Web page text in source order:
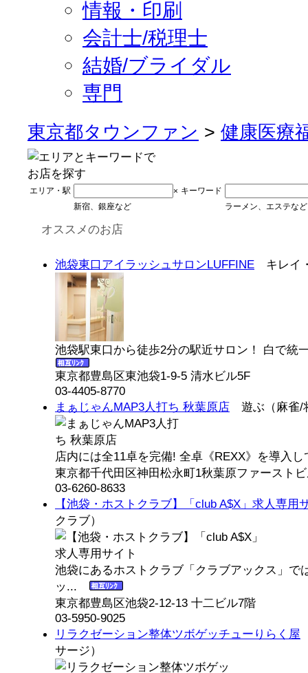
情報・印刷
会計士/税理士
結婚/ブライダル
専門
東京都タウンファン > 健康医療
エリア・駅 × キーワード
新宿、銀座など
ラーメン、エステなど
オススメのお店
池袋東口アイラッシュサロンLUFFINE キレイ
池袋駅東口から徒歩2分の駅近サロン！ 白で
東京都豊島区東池袋1-9-5 清水ビル5F
03-4405-8770
まぁじゃんMAP3人打ち 秋葉原店 遊ぶ（麻雀/
店内には全11卓を完備! 全卓《REXX》を導入
東京都千代田区神田松永町1秋葉原ファースト
03-6260-8633
【池袋・ホストクラブ】「club A$X」求人専用
クラブ）
池袋にあるホストクラブ「クラブアックス」で
ッ...
東京都豊島区池袋2-12-13 十二ビル7階
03-5950-9025
リラクゼーション整体ツボゲッチューりらく屋
サージ）